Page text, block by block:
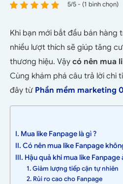
5/5 - (1 bình chọn)
Khi bạn mới bắt đầu bán hàng
nhiều lượt thích sẽ giúp tăng
thương hiệu. Vậy có nên mua
Cùng khám phá câu trả lời chi
đây từ Phần mềm marketing
I. Mua like Fanpage là gì ?
II. Có nên mua like Fanpage
III. Hậu quả khi mua like Fanpage
1. Giảm lượng tiếp cận tự nhiên
2. Rủi ro cao cho Fanpage